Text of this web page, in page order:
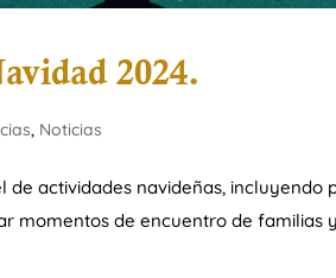
2024.
Noticias
actividades navideñas, incluyendo
momentos de encuentro de familias